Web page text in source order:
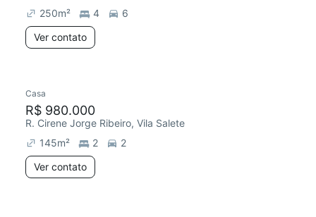
250m² 4
6
Ver contato
Casa
R$ 980.000
R. Cirene Jorge Ribeiro, Vila Salete
145m² 2
2
Ver contato